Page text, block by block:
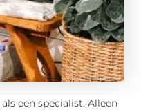
een specialist. Alleen